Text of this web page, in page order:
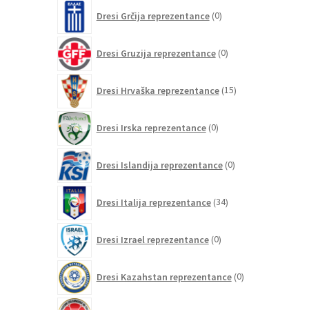
Dresi Grčija reprezentance 0izdelkov
Dresi Gruzija reprezentance 0izdelkov
Dresi Hrvaška reprezentance 15izdelkov
Dresi Irska reprezentance 0izdelkov
Dresi Islandija reprezentance 0izdelkov
Dresi Italija reprezentance 34izdelkov
Dresi Izrael reprezentance 0izdelkov
Dresi Kazahstan reprezentance 0izdelkov